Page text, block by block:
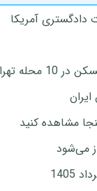
تهران
مشاهده کنید